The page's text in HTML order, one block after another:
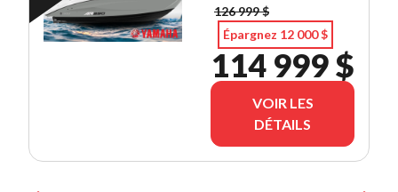
INCLUSE )
126 999 $
Épargnez 12 000 $
114 999 $
VOIR LES
DÉTAILS